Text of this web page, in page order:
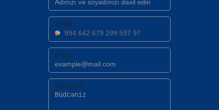
Telefon
Email
Tətbiq şərhi